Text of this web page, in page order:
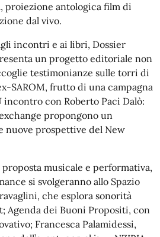
proiezione antologica film di
dal vivo.
incontri e ai libri, Dossier
un progetto editoriale non
testimonianze sulle torri di
SAROM, frutto di una campagna
incontro con Roberto Paci Dalò:
propongono un
nuove prospettive del New
musicale e performativa,
si svolgeranno allo Spazio
che esplora sonorità
Agenda dei Buoni Propositi, con
Francesca Palamidessi,